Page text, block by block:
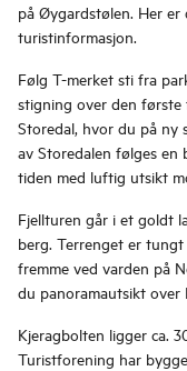
på Øygardstølen. Her
turistinformasjon.
Følg T-merket sti fra
stigning over den
Storedal, hvor du på ny
av Storedalen følges en
tiden med luftig utsikt
Fjellturen går i et goldt
berg. Terrenget er
fremme ved varden på
du panoramautsikt over
Kjeragbolten ligger ca.
Turistforening har